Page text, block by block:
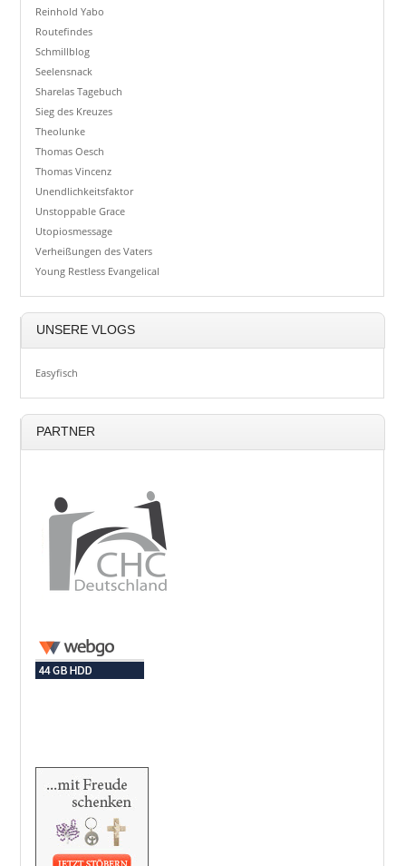
Reinhold Yabo
Routefindes
Schmillblog
Seelensnack
Sharelas Tagebuch
Sieg des Kreuzes
Theolunke
Thomas Oesch
Thomas Vincenz
Unendlichkeitsfaktor
Unstoppable Grace
Utopiosmessage
Verheißungen des Vaters
Young Restless Evangelical
UNSERE VLOGS
Easyfisch
PARTNER